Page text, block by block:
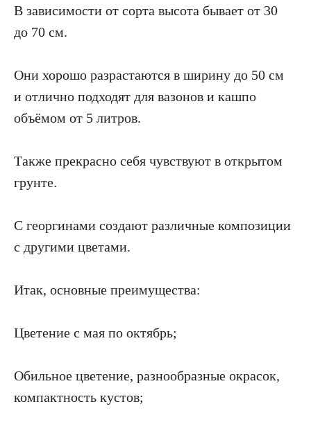
В зависимости от сорта высота бывает от 30
до 70 см.
Они хорошо разрастаются в ширину до 50 см
и отлично подходят для вазонов и кашпо
объёмом от 5 литров.
Также прекрасно себя чувствуют в открытом
грунте.
С георгинами создают различные композиции
с другими цветами.
Итак, основные преимущества:
Цветение с мая по октябрь;
Обильное цветение, разнообразные окрасок,
компактность кустов;